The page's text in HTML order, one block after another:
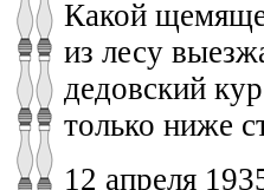
Какой
из лесу
дедовский
только ниже
12 апреля